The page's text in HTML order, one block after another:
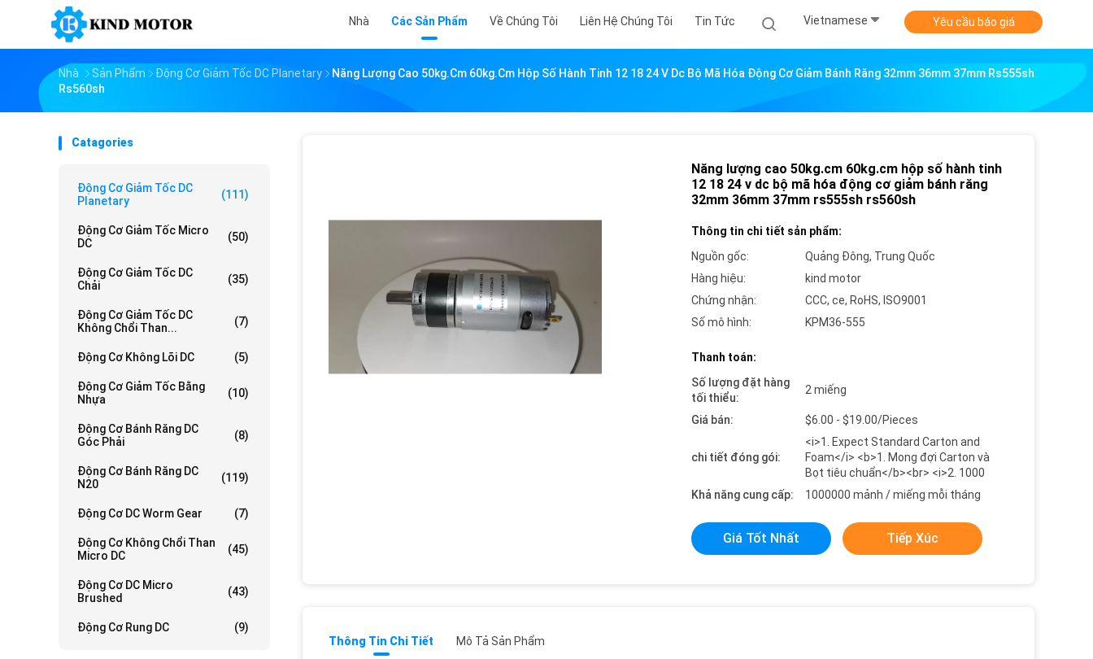
Nhà Các Sản Phẩm Về Chúng Tôi Liên Hệ Chúng Tôi Tin Tức Vietnamese Yêu cầu báo giá
Nhà Sản Phẩm Động Cơ Giảm Tốc DC Planetary
Năng Lượng Cao 50kg.cm 60kg.cm Hộp Số Hành Tinh 12 18 24 V Dc Bộ Mã Hóa Động Cơ Giảm Bánh Răng 32mm 36mm 37mm Rs555sh
Rs560sh
Catagories
Động Cơ Giảm Tốc DC
Planetary
(111)
Động Cơ Giảm Tốc Micro
DC
(50)
Động Cơ Giảm Tốc DC
Chải
(35)
Động Cơ Giảm Tốc DC
Không Chổi Than...
(7)
Động Cơ Không Lõi DC (5)
Động Cơ Giảm Tốc Bằng
Nhựa
(10)
Động Cơ Bánh Răng DC
Góc Phải
(8)
Động Cơ Bánh Răng DC
N20
(119)
Động Cơ DC Worm Gear (7)
Động Cơ Không Chổi Than
Micro DC
(45)
Động Cơ DC Micro
Brushed
(43)
Động Cơ Rung DC (9)
Năng lượng cao 50kg.cm 60kg.cm hộp số hành tinh
12 18 24 v dc bộ mã hóa động cơ giảm bánh răng
32mm 36mm 37mm rs555sh rs560sh
Thông tin chi tiết sản phẩm:
Nguồn gốc:
Quảng Đông, Trung Quốc
Hàng hiệu:
kind motor
Chứng nhận:
CCC, ce, RoHS, ISO9001
Số mô hình:
KPM36-555
Thanh toán:
Số lượng đặt hàng
tối thiểu:
2 miếng
Giá bán: $6.00 - $19.00/Pieces
chi tiết đóng gói:
<i>1. Expect Standard Carton and
Foam</i> <b>1. Mong đợi Carton và
Bọt tiêu chuẩn</b><br> <i>2. 1000
Khả năng cung cấp:
1000000 mảnh / miếng mỗi tháng
Giá Tốt Nhất Tiếp Xúc
Thông Tin Chi Tiết Mô Tả Sản Phẩm